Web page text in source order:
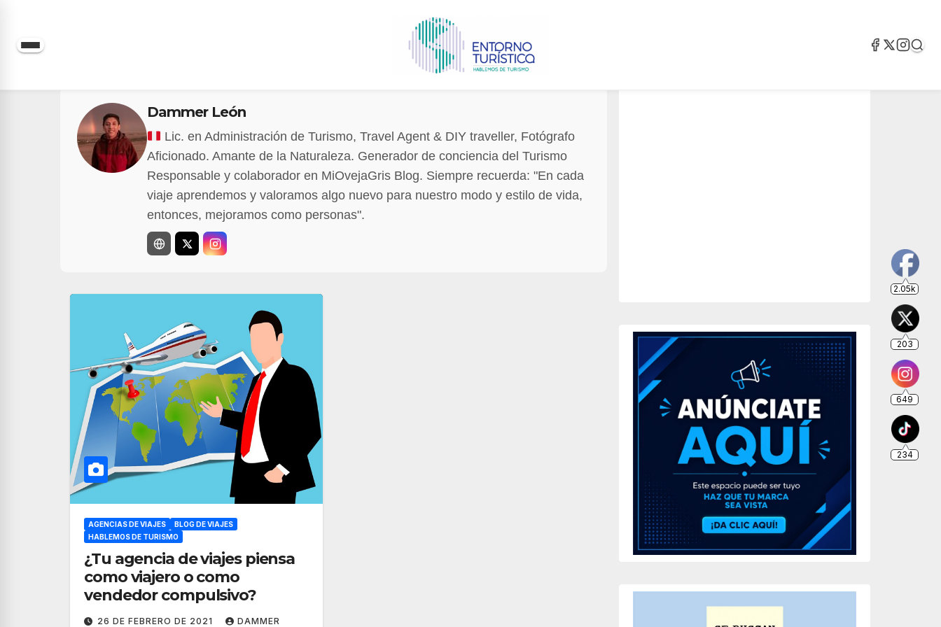
Saltar
Dammer León
Lic. en Administración de Turismo, Travel Agent & DIY traveller, Fotógrafo
Aficionado. Amante de la Naturaleza. Generador de conciencia del Turismo
Responsable y colaborador en MiOvejaGris Blog. Siempre recuerda: "En cada
viaje aprendemos y valoramos algo nuevo para nuestro modo y estilo de vida,
entonces, mejoramos como personas".
AGENCIAS DE VIAJES
BLOG DE VIAJES
HABLEMOS DE TURISMO
¿Tu agencia de viajes piensa
como viajero o como
vendedor compulsivo?
26 DE FEBRERO DE 2021
DAMMER
2.05k
203
649
234